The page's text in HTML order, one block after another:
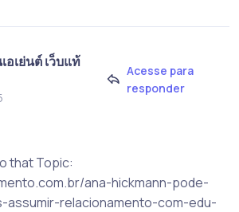
อเย่นต์ เว็บแท้
Acesse para
responder
that Topic:
ana-hickmann-pode-
assumir-relacionamento-com-edu-